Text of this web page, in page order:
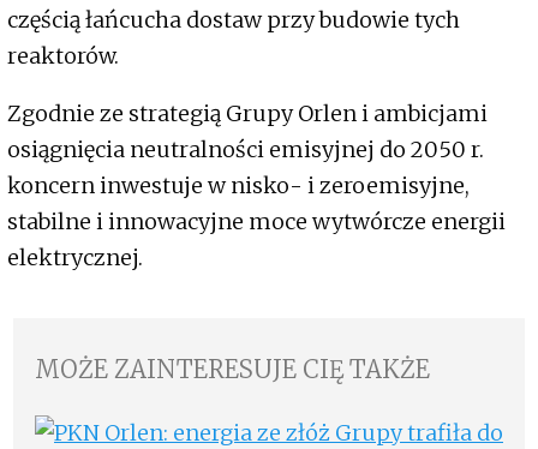
częścią łańcucha dostaw przy budowie tych
reaktorów.
Zgodnie ze strategią Grupy Orlen i ambicjami
osiągnięcia neutralności emisyjnej do 2050 r.
koncern inwestuje w nisko- i zeroemisyjne,
stabilne i innowacyjne moce wytwórcze energii
elektrycznej.
MOŻE ZAINTERESUJE CIĘ TAKŻE